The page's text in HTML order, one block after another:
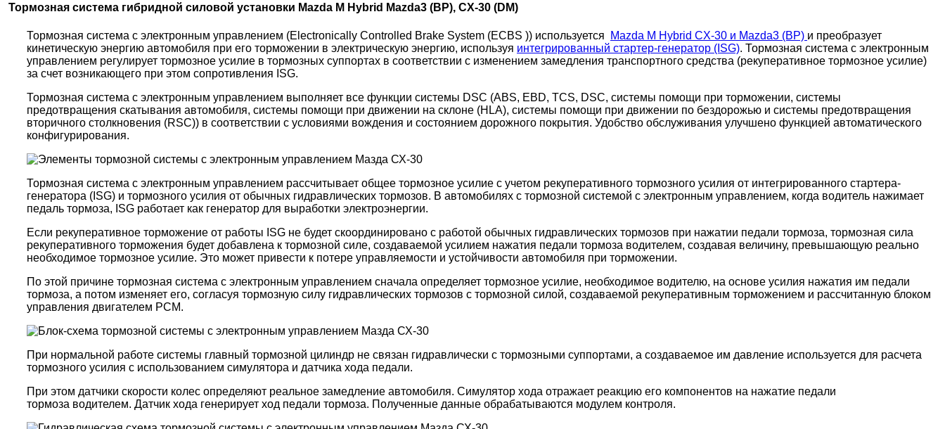
Тормозная система гибридной силовой установки Mazda M Hybrid Mazda3 (BP), CX-30 (DM)
Тормозная система с электронным управлением (Electronically Controlled Brake System (ECBS )) используется Mazda M Hybrid CX-30 и Mazda3 (BP) и преобразует
кинетическую энергию автомобиля при его торможении в электрическую энергию, используя интегрированный стартер-генератор (ISG). Тормозная система с электронным
управлением регулирует тормозное усилие в тормозных суппортах в соответствии с изменением замедления транспортного средства (рекуперативное тормозное усилие)
за счет возникающего при этом сопротивления ISG.
Тормозная система с электронным управлением выполняет все функции системы DSC (ABS, EBD, TCS, DSC, системы помощи при торможении, системы
предотвращения скатывания автомобиля, системы помощи при движении на склоне (HLA), системы помощи при движении по бездорожью и системы предотвращения
вторичного столкновения (RSC)) в соответствии с условиями вождения и состоянием дорожного покрытия. Удобство обслуживания улучшено функцией автоматического
конфигурирования.
Тормозная система с электронным управлением рассчитывает общее тормозное усилие с учетом рекуперативного тормозного усилия от интегрированного стартера-
генератора (ISG) и тормозного усилия от обычных гидравлических тормозов. В автомобилях с тормозной системой с электронным управлением, когда водитель нажимает
педаль тормоза, ISG работает как генератор для выработки электроэнергии.
Если рекуперативное торможение от работы ISG не будет скоординировано с работой обычных гидравлических тормозов при нажатии педали тормоза, тормозная сила
рекуперативного торможения будет добавлена ​​к тормозной силе, создаваемой усилием нажатия педали тормоза водителем, создавая величину, превышающую реально
необходимое тормозное усилие. Это может привести к потере управляемости и устойчивости автомобиля при торможении.
По этой причине тормозная система с электронным управлением сначала определяет тормозное усилие, необходимое водителю, на основе усилия нажатия им педали
тормоза, а потом изменяет его, согласуя тормозную силу гидравлических тормозов с тормозной силой, создаваемой рекуперативным торможением и рассчитанную блоком
управления двигателем PCM.
При нормальной работе системы главный тормозной цилиндр не связан гидравлически с тормозными суппортами, а создаваемое им давление используется для расчета
тормозного усилия с использованием симулятора и датчика хода педали.
При этом датчики скорости колес определяют реальное замедление автомобиля. Симулятор хода отражает реакцию его компонентов на нажатие педали
тормоза водителем. Датчик хода генерирует ход педали тормоза. Полученные данные обрабатываются модулем контроля.